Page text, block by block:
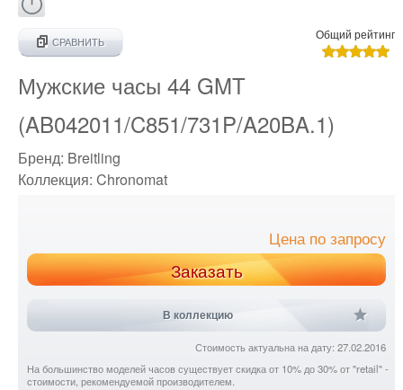
СРАВНИТЬ
Общий рейтинг
Мужские часы 44 GMT
(AB042011/C851/731P/A20BA.1)
Бренд: Breitling
Коллекция: Chronomat
Цена по запросу
Заказать
В коллекцию
Стоимость актуальна на дату: 27.02.2016
На большинство моделей часов существует скидка от 10% до 30% от "retail" -
стоимости, рекомендуемой производителем.